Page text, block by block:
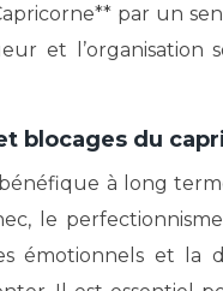
par un
et l’organisation
blocages du
à long
le
émotionnels et la